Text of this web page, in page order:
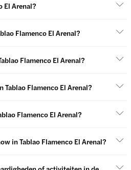
El Arenal?
Flamenco El Arenal?
Flamenco El Arenal?
Tablao Flamenco El Arenal?
Flamenco El Arenal?
in Tablao Flamenco El Arenal?